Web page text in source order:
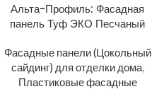
Альта-Профиль: Фасадная
панель Туф ЭКО Песчаный
Фасадные панели (Цокольный
сайдинг) для отделки дома,
Пластиковые фасадные